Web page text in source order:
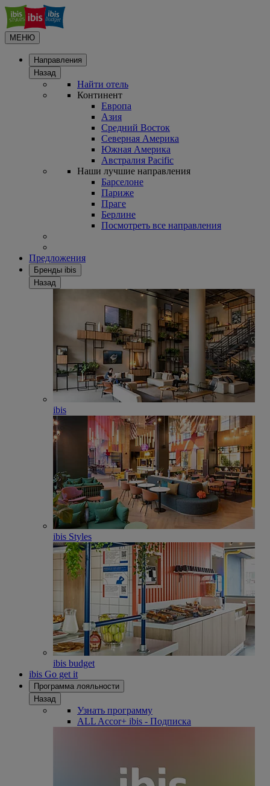
МЕНЮ
Направления
Назад
Найти отель
Континент
Европа
Азия
Средний Восток
Северная Америка
Южная Америка
Австралия Pacific
Наши лучшие направления
Барселоне
Париже
Праге
Берлине
Посмотреть все направления
Предложения
Бренды ibis
Назад
ibis
ibis Styles
ibis budget
ibis Go get it
Программа лояльности
Назад
Узнать программу
ALL Accor+ ibis - Подписка